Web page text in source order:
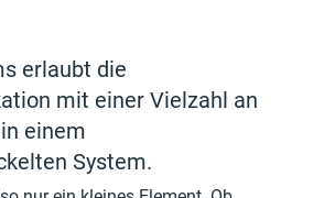
erlaubt die
mit einer Vielzahl an
einem
System.